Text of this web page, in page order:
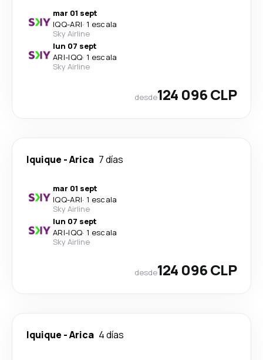
mar 01 sept
IQQ-ARI· 1 escala
Sky Airline
lun 07 sept
ARI-IQQ· 1 escala
Sky Airline
desde124 096 CLP
Iquique -Arica 7 días
mar 01 sept
IQQ-ARI· 1 escala
Sky Airline
lun 07 sept
ARI-IQQ· 1 escala
Sky Airline
desde124 096 CLP
Iquique -Arica 4 días